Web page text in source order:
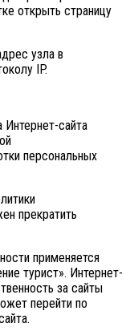
открыть страницу
узла в
IP.
Интернет-сайта
персональных
прекратить
применяется
турист». Интернет-
за сайты
перейти по